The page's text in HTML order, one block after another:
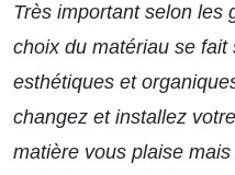
Très important selon les
choix du matériau se
esthétiques et
changez et installez
matière vous plaise